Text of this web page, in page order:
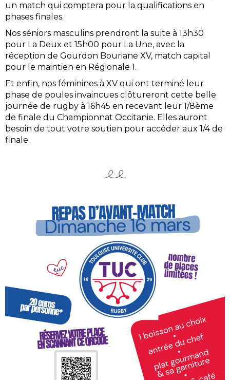
un match qui comptera pour la qualifications en
phases finales.
Nos séniors masculins prendront la suite à 13h30
pour La Deux et 15h00 pour La Une, avec la
réception de Gourdon Bouriane XV, match capital
pour le maintien en Régionale 1.
Et enfin, nos féminines à XV qui ont terminé leur
phase de poules invaincues clôtureront cette belle
journée de rugby à 16h45 en recevant leur 1/8ème
de finale du Championnat Occitanie. Elles auront
besoin de tout votre soutien pour accéder aux 1/4 de
finale.